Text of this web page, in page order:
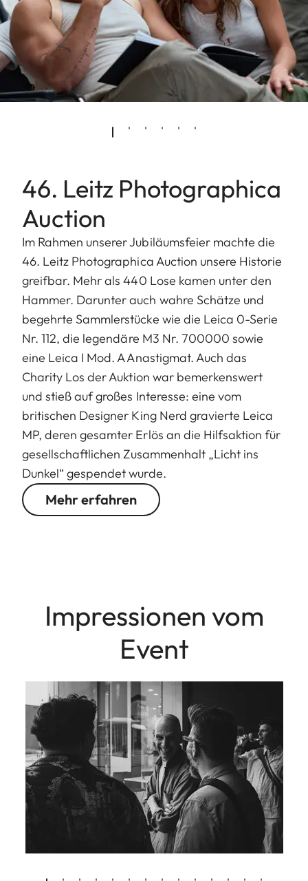
46. Leitz Photographica
Auction
Im Rahmen unserer Jubiläumsfeier machte die
46. Leitz Photographica Auction unsere Historie
greifbar. Mehr als 440 Lose kamen unter den
Hammer. Darunter auch wahre Schätze und
begehrte Sammlerstücke wie die Leica 0-Serie
Nr. 112, die legendäre M3 Nr. 700000 sowie
eine Leica I Mod. A Anastigmat. Auch das
Charity Los der Auktion war bemerkenswert
und stieß auf großes Interesse: eine vom
britischen Designer King Nerd gravierte Leica
MP, deren gesamter Erlös an die Hilfsaktion für
gesellschaftlichen Zusammenhalt „Licht ins
Dunkel“ gespendet wurde.
Mehr erfahren
Impressionen vom
Event